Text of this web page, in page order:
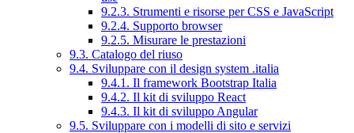
9.2.3. Strumenti e risorse per CSS e JavaScript
9.2.4. Supporto browser
9.2.5. Misurare le prestazioni
9.3. Catalogo del riuso
9.4. Sviluppare con il design system .italia
9.4.1. Il framework Bootstrap Italia
9.4.2. Il kit di sviluppo React
9.4.3. Il kit di sviluppo Angular
9.5. Sviluppare con i modelli di sito e servizi